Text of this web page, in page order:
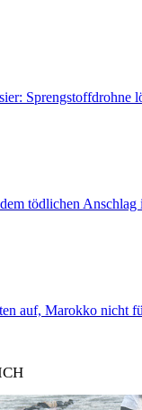
Sprengstoffdrohne
tödlichen
auf, Marokko nicht